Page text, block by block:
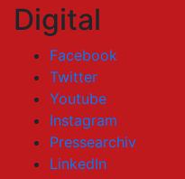
Digital
Facebook
Twitter
Youtube
Instagram
Pressearchiv
LinkedIn